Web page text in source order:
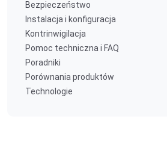
Bezpieczeństwo
Instalacja i konfiguracja
Kontrinwigilacja
Pomoc techniczna i FAQ
Poradniki
Porównania produktów
Technologie